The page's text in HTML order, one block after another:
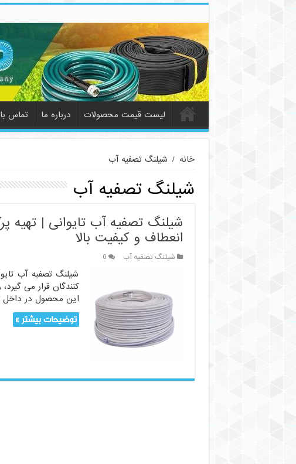
لیست قیمت محصولات درباره ما تماس
خانه / شیلنگ تصفیه آب
شیلنگ تصفیه آب
شیلنگ تصفیه آب تایوانی | تهیه
انعطاف و کیفیت بالا
شیلنگ تصفیه آب 0
شیلنگ تصفیه آب
کنندگان قرار می
این محصول در داخل
توضیحات بیشتر »